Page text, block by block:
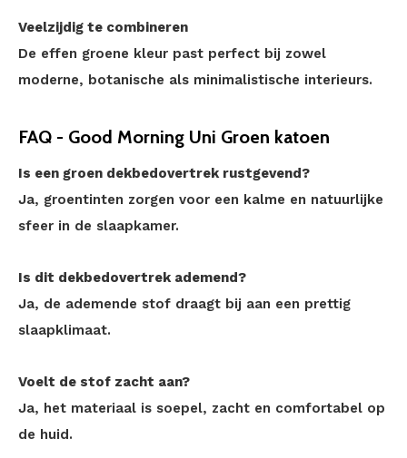
Veelzijdig te combineren
De effen groene kleur past perfect bij zowel
moderne, botanische als minimalistische interieurs.
FAQ - Good Morning Uni Groen katoen
Is een groen dekbedovertrek rustgevend?
Ja, groentinten zorgen voor een kalme en natuurlijke
sfeer in de slaapkamer.
Is dit dekbedovertrek ademend?
Ja, de ademende stof draagt bij aan een prettig
slaapklimaat.
Voelt de stof zacht aan?
Ja, het materiaal is soepel, zacht en comfortabel op
de huid.